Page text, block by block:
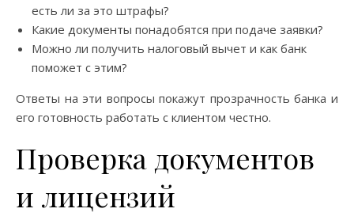
есть ли за это штрафы?
Какие документы понадобятся при подаче заявки?
Можно ли получить налоговый вычет и как банк
поможет с этим?
Ответы на эти вопросы покажут прозрачность банка и
его готовность работать с клиентом честно.
Проверка документов
и лицензий